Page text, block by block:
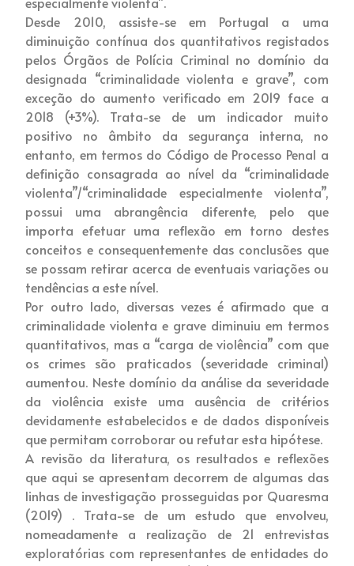
Desde 2010, assiste-se em Portugal a uma
diminuição contínua dos quantitativos registados
pelos Órgãos de Polícia Criminal no domínio da
designada “criminalidade violenta e grave”, com
exceção do aumento verificado em 2019 face a
2018 (+3%). Trata-se de um indicador muito
positivo no âmbito da segurança interna, no
entanto, em termos do Código de Processo Penal a
definição consagrada ao nível da “criminalidade
violenta”/“criminalidade especialmente violenta”,
possui uma abrangência diferente, pelo que
importa efetuar uma reflexão em torno destes
conceitos e consequentemente das conclusões que
se possam retirar acerca de eventuais variações ou
tendências a este nível.
Por outro lado, diversas vezes é afirmado que a
criminalidade violenta e grave diminuiu em termos
quantitativos, mas a “carga de violência” com que
os crimes são praticados (severidade criminal)
aumentou. Neste domínio da análise da severidade
da violência existe uma ausência de critérios
devidamente estabelecidos e de dados disponíveis
que permitam corroborar ou refutar esta hipótese.
A revisão da literatura, os resultados e reflexões
que aqui se apresentam decorrem de algumas das
linhas de investigação prosseguidas por Quaresma
(2019) . Trata-se de um estudo que envolveu,
nomeadamente a realização de 21 entrevistas
exploratórias com representantes de entidades do